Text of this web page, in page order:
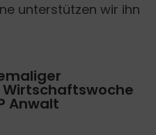
unterstützen wir ihn
Anwalt